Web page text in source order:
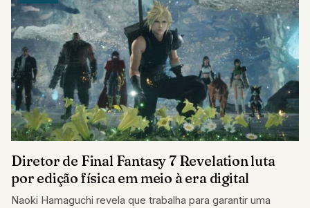
Diretor de Final Fantasy 7 Revelation luta
por edição física em meio à era digital
Naoki Hamaguchi revela que trabalha para garantir uma